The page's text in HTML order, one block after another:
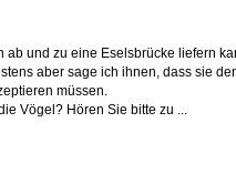
ab und zu eine Eselsbrücke liefern
aber sage ich ihnen, dass sie
müssen.
Vögel? Hören Sie bitte zu ...